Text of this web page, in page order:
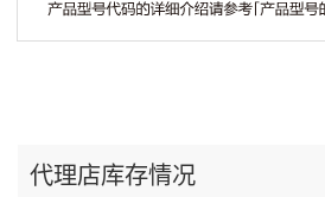
代理店库存情况